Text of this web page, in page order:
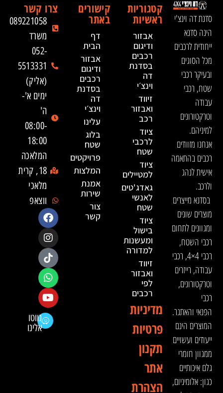
סדנת דה וינצ'י
הינה סדנא
ייחודית לרכבים
מכל הסוגים
ובעיקר רכבי
שטח, רכבי
עבודה
וטרקטורונים
למיניהם.
אנחנו מזוודים
רכבים בהתאמה
אישית לנהג
ולרכב.
בסדנא מייצרים
מוצרים שונים
ומגוונים לתחום
רכבי השטח,
רכבי 4×4, רכבי
עבודה, רייזרים
וטרקטורונים,
רכבי
הפנאי והאתגר.
המוצרים הינם
ייעודים ועשויים
ממגוון חומרי
גלם איכותיים
כגון: אלומיניום,
קטגוריות
ראשיות
אבזור
ודיגום
רכבים
בסדנת
דה
וינצ׳י
זיווד
ואבזור
רכב
ציוד
לרכבי
שטח
ציוד
למטיילים
גאדג'טים
לאנשי
שטח
ציוד
בישול
ומעשנות
למדורה
זיווד
ואבזור
לפי
רכבים
מדיניות
פרטיות
תקנון
אתר
הצהרת
קישורים
באתר
דף
הבית
אבזור
ודיגום
רכבים
בסדנת
דה
וינצ׳י
עלינו
בלוג
שטח
פרויקטים
המלצות
אמנת
שירות
צור
קשר
צרו קשר
089221058
משרד
052-
5513331
(אליק)
ימים א'-
ה'
08:00-
18:00
המלאכה
18, קרית
מלאכי
ווצאפ
נווטו
אלינו